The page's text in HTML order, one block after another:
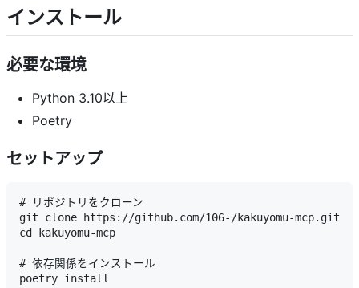
インストール
必要な環境
Python 3.10以上
Poetry
セットアップ
# リポジトリをクローン
git clone https://github.com/106-/kakuyomu-mcp.git
cd kakuyomu-mcp
# 依存関係をインストール